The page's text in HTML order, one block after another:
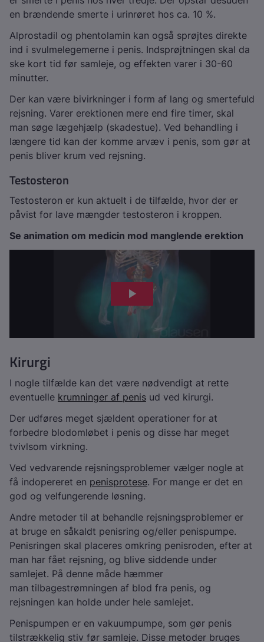
en brændende smerte i urinrøret hos ca. 10 %.
Alprostadil og phentolamin kan også sprøjtes direkte
ind i svulmelegemerne i penis. Indsprøjtningen skal da
ske kort tid før samleje, og effekten varer i 30-60
minutter.
Der kan være bivirkninger i form af lang og smertefuld
rejsning. Varer erektionen mere end fire timer, skal
man søge lægehjælp (skadestue). Ved behandling i
længere tid kan der komme arvæv i penis, som gør at
penis bliver krum ved rejsning.
Testosteron
Testosteron er kun aktuelt i de tilfælde, hvor der er
påvist for lave mængder testosteron i kroppen.
Se animation om medicin mod manglende erektion
Kirurgi
I nogle tilfælde kan det være nødvendigt at rette
eventuelle krumninger af penis ud ved kirurgi.
Der udføres meget sjældent operationer for at
forbedre blodomløbet i penis og disse har meget
tvivlsom virkning.
Ved vedvarende rejsningsproblemer vælger nogle at
få indopereret en penisprotese. For mange er det en
god og velfungerende løsning.
Andre metoder til at behandle rejsningsproblemer er
at bruge en såkaldt penisring og/eller penispumpe.
Penisringen skal placeres omkring penisroden, efter at
man har fået rejsning, og blive siddende under
samlejet. På denne måde hæmmer
man tilbagestrømningen af blod fra penis, og
rejsningen kan holde under hele samlejet.
Penispumpen er en vakuumpumpe, som gør penis
tilstrækkelig stiv før samleje. Disse metoder bruges